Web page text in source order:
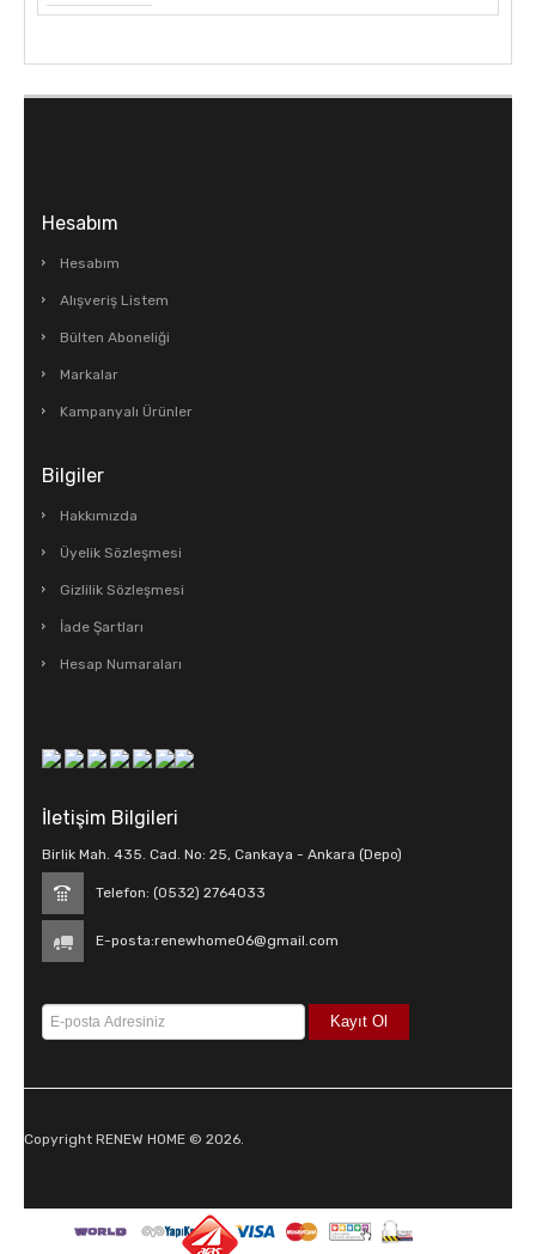
Hesabım
Hesabım
Alışveriş Listem
Bülten Aboneliği
Markalar
Kampanyalı Ürünler
Bilgiler
Hakkımızda
Üyelik Sözleşmesi
Gizlilik Sözleşmesi
İade Şartları
Hesap Numaraları
İletişim Bilgileri
Birlik Mah. 435. Cad. No: 25, Cankaya - Ankara (Depo)
Telefon: (0532) 2764033
E-posta:renewhome06@gmail.com
Copyright RENEW HOME © 2026.